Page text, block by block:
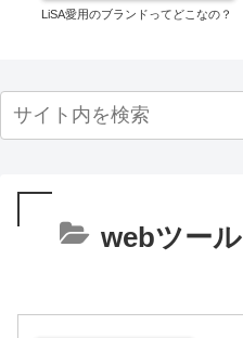
LiSA愛用のブランドってどこなの？
webツール